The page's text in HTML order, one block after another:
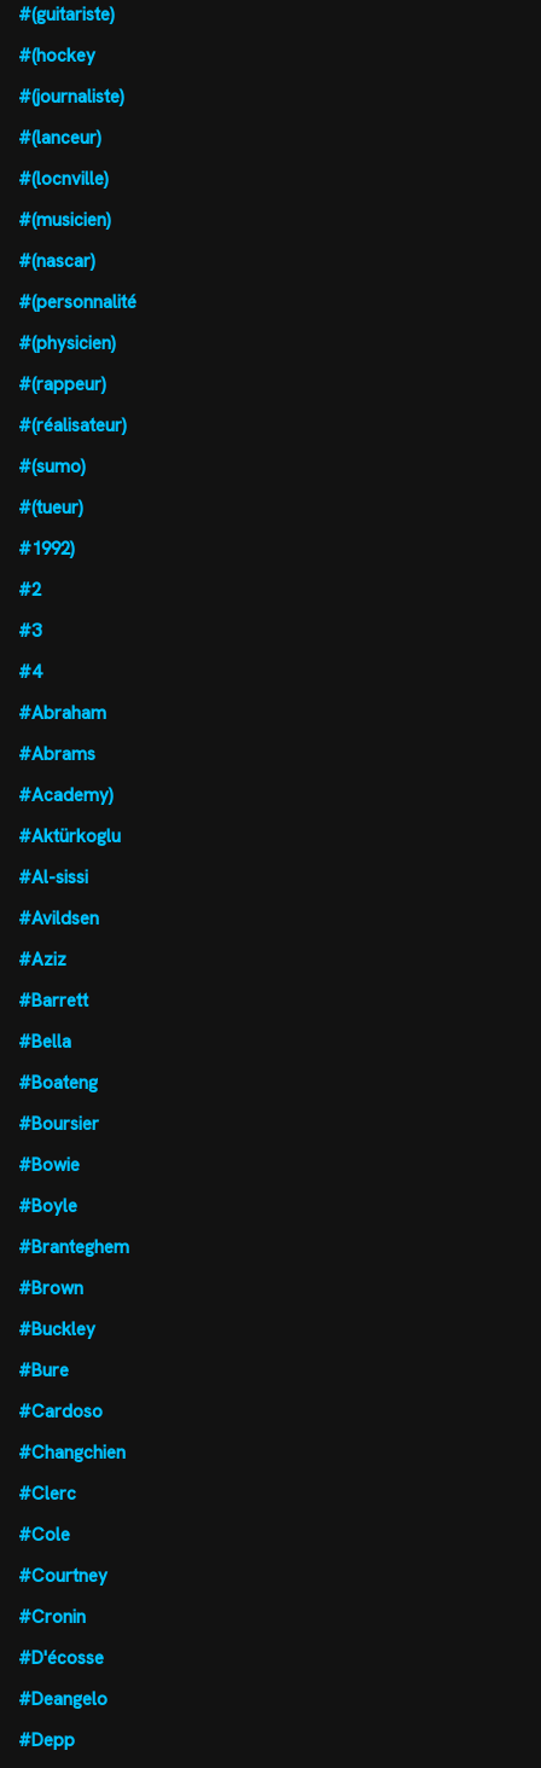
#(guitariste)
#(hockey
#(journaliste)
#(lanceur)
#(locnville)
#(musicien)
#(nascar)
#(personnalité
#(physicien)
#(rappeur)
#(réalisateur)
#(sumo)
#(tueur)
#1992)
#2
#3
#4
#Abraham
#Abrams
#Academy)
#Aktürkoglu
#Al-sissi
#Avildsen
#Aziz
#Barrett
#Bella
#Boateng
#Boursier
#Bowie
#Boyle
#Branteghem
#Brown
#Buckley
#Bure
#Cardoso
#Changchien
#Clerc
#Cole
#Courtney
#Cronin
#D'écosse
#Deangelo
#Depp